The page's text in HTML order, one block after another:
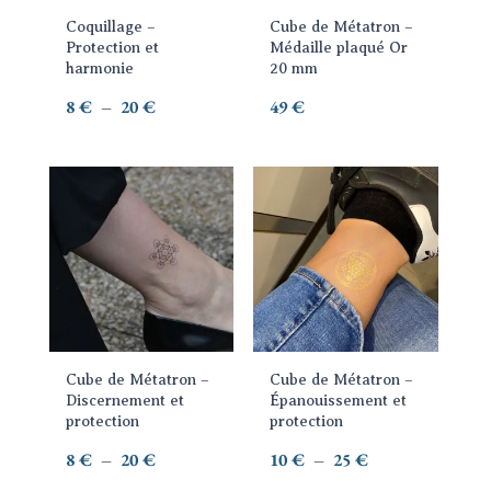
Coquillage –
Protection et
harmonie
8€ – 20€Plage
prix :
8 €
à
20 €
options
peuvent
être
choisies
produit
Cube de Métatron –
Médaille plaqué Or
20 mm
49€
Cube de Métatron –
Discernement et
protection
8€ – 20€Plage
produit
a
plusieurs
variations.
options
peuvent
être
choisies
Cube de Métatron –
Épanouissement et
protection
10€ – 25€Plage
Ce
produit
a
plusieurs
variations.
Les
options
peuvent
être
choisies